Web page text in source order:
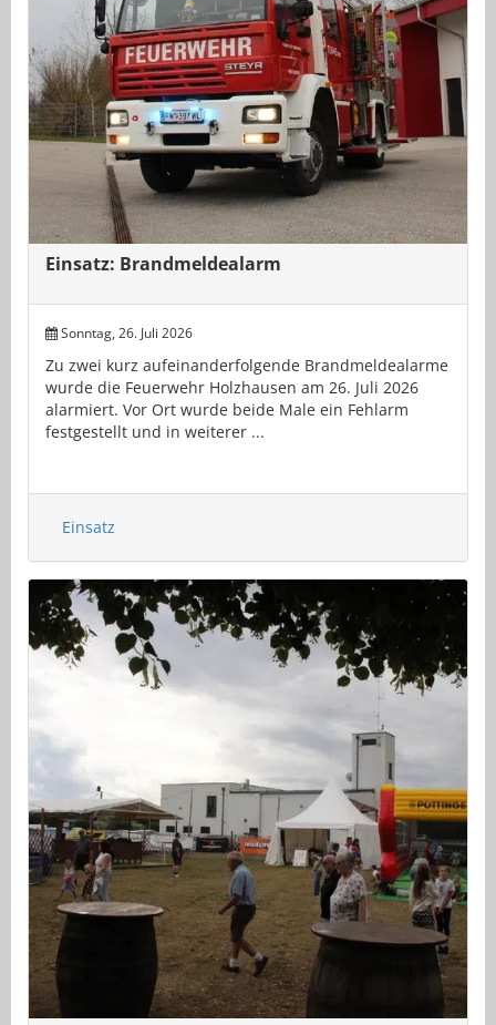
Einsatz: Brandmeldealarm
Sonntag, 26. Juli 2026
Zu zwei kurz aufeinanderfolgende Brandmeldealarme
wurde die Feuerwehr Holzhausen am 26. Juli 2026
alarmiert. Vor Ort wurde beide Male ein Fehlarm
festgestellt und in weiterer ...
Einsatz